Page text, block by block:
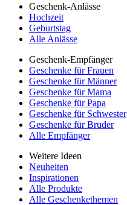
Geschenk-Anlässe
Hochzeit
Geburtstag
Alle Anlässe
Geschenk-Empfänger
Geschenke für Frauen
Geschenke für Männer
Geschenke für Mama
Geschenke für Papa
Geschenke für Schwester
Geschenke für Bruder
Alle Empfänger
Weitere Ideen
Neuheiten
Inspirationen
Alle Produkte
Alle Geschenkethemen